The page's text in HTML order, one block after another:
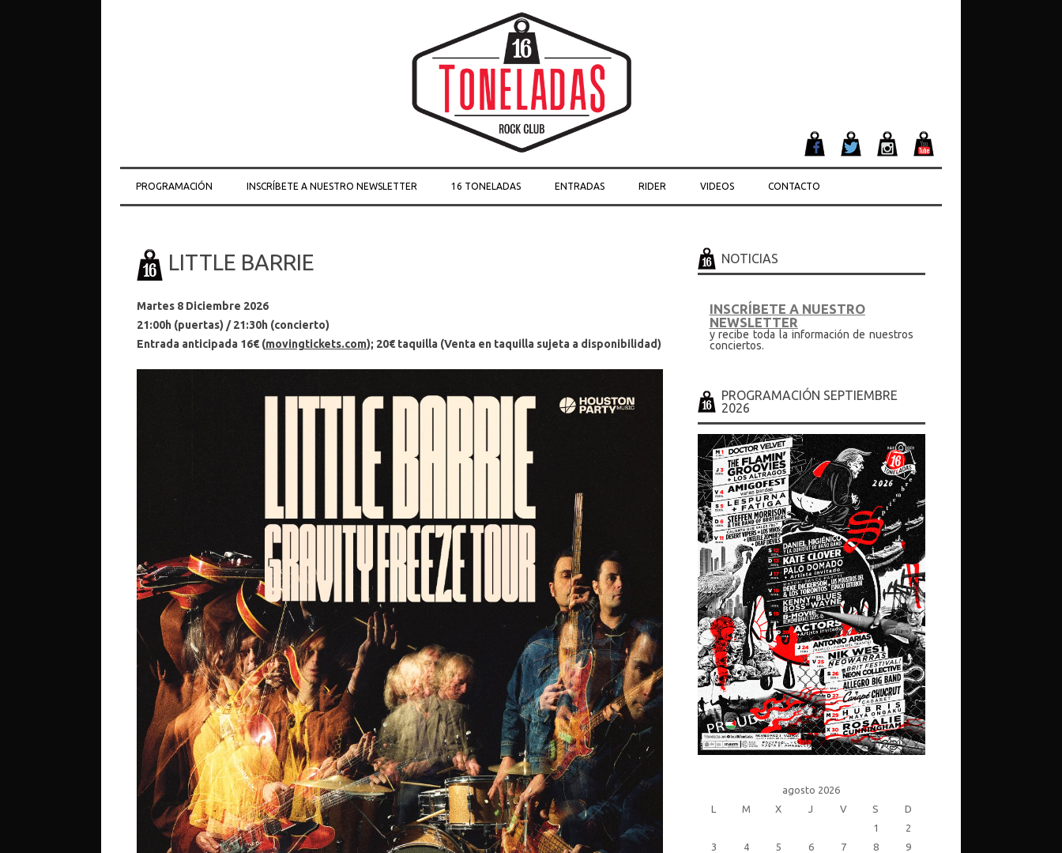
PROGRAMACIÓN INSCRÍBETE A NUESTRO NEWSLETTER 16 TONELADAS ENTRADAS RIDER VIDEOS CONTACTO
LITTLE BARRIE
Martes 8 Diciembre 2026
21:00h (puertas) / 21:30h(concierto)
Entrada anticipada 16€ (movingtickets.com); 20€ taquilla(Venta en taquilla sujeta a disponibilidad)
NOTICIAS
INSCRÍBETE A NUESTRO
NEWSLETTER
y recibe toda la información de nuestros
conciertos.
PROGRAMACIÓN SEPTIEMBRE
2026
agosto 2026
L
M X J V S D
1
2
3
4 5 6 7 8
9